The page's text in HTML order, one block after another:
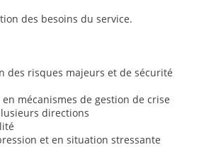
des besoins du service.
des risques majeurs et de sécurité
mécanismes de gestion de crise
directions
et en situation stressante